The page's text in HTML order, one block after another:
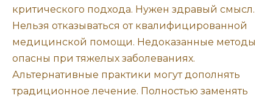
критического подхода. Нужен здравый смысл.
Нельзя отказываться от квалифицированной
медицинской помощи. Недоказанные методы
опасны при тяжелых заболеваниях.
Альтернативные практики могут дополнять
традиционное лечение. Полностью заменять